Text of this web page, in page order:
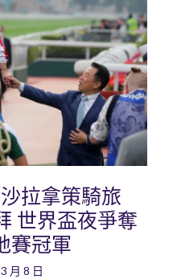
拉拿策騎旅
世界盃夜爭奪
賽冠軍
月 8 日